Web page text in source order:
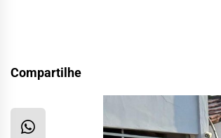
Compartilhe